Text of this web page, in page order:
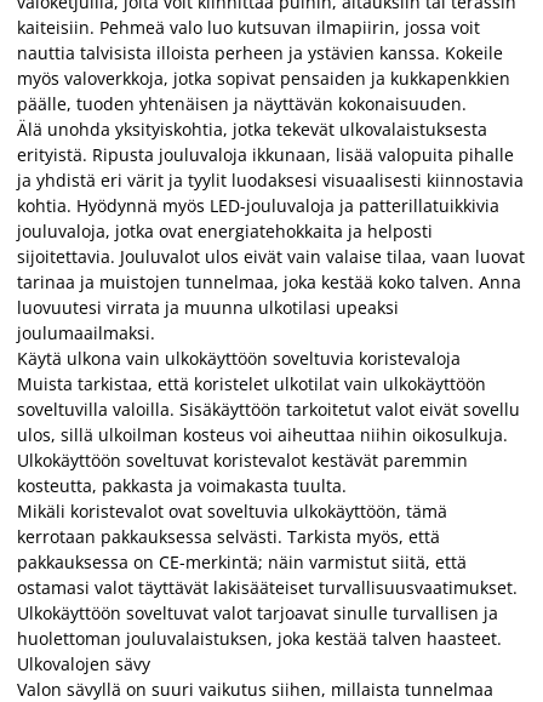
kaiteisiin. Pehmeä valo luo kutsuvan ilmapiirin, jossa voit
nauttia talvisista illoista perheen ja ystävien kanssa. Kokeile
myös valoverkkoja, jotka sopivat pensaiden ja kukkapenkkien
päälle, tuoden yhtenäisen ja näyttävän kokonaisuuden.
Älä unohda yksityiskohtia, jotka tekevät ulkovalaistuksesta
erityistä. Ripusta jouluvaloja ikkunaan, lisää valopuita pihalle
ja yhdistä eri värit ja tyylit luodaksesi visuaalisesti kiinnostavia
kohtia. Hyödynnä myös LED-jouluvaloja ja patterillatuikkivia
jouluvaloja, jotka ovat energiatehokkaita ja helposti
sijoitettavia. Jouluvalot ulos eivät vain valaise tilaa, vaan luovat
tarinaa ja muistojen tunnelmaa, joka kestää koko talven. Anna
luovuutesi virrata ja muunna ulkotilasi upeaksi
joulumaailmaksi.
Käytä ulkona vain ulkokäyttöön soveltuvia koristevaloja
Muista tarkistaa, että koristelet ulkotilat vain ulkokäyttöön
soveltuvilla valoilla. Sisäkäyttöön tarkoitetut valot eivät sovellu
ulos, sillä ulkoilman kosteus voi aiheuttaa niihin oikosulkuja.
Ulkokäyttöön soveltuvat koristevalot kestävät paremmin
kosteutta, pakkasta ja voimakasta tuulta.
Mikäli koristevalot ovat soveltuvia ulkokäyttöön, tämä
kerrotaan pakkauksessa selvästi. Tarkista myös, että
pakkauksessa on CE-merkintä; näin varmistut siitä, että
ostamasi valot täyttävät lakisääteiset turvallisuusvaatimukset.
Ulkokäyttöön soveltuvat valot tarjoavat sinulle turvallisen ja
huolettoman jouluvalaistuksen, joka kestää talven haasteet.
Ulkovalojen sävy
Valon sävyllä on suuri vaikutus siihen, millaista tunnelmaa